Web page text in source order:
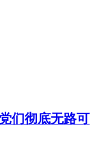
们彻底无路可